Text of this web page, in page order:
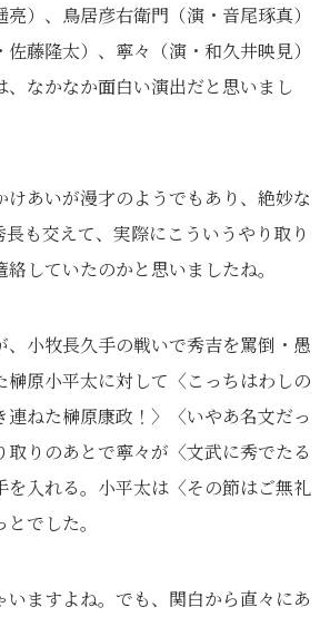
）、鳥居彦右衛門（演・音尾琢真）
藤隆太）、寧々（演・和久井映見）
、なかなか面白い演出だと思いまし
けあいが漫才のようでもあり、絶妙な
も交えて、実際にこういうやり取り
していたのかと思いましたね。
、小牧長久手の戦いで秀吉を罵倒・愚
榊原小平太に対して〈こっちはわしの
連ねた榊原康政！〉〈いやあ名文だっ
取りのあとで寧々が〈文武に秀でたる
を入れる。小平太は〈その節はご無礼
とでした｡
いますよね。でも、関白から直々にあ